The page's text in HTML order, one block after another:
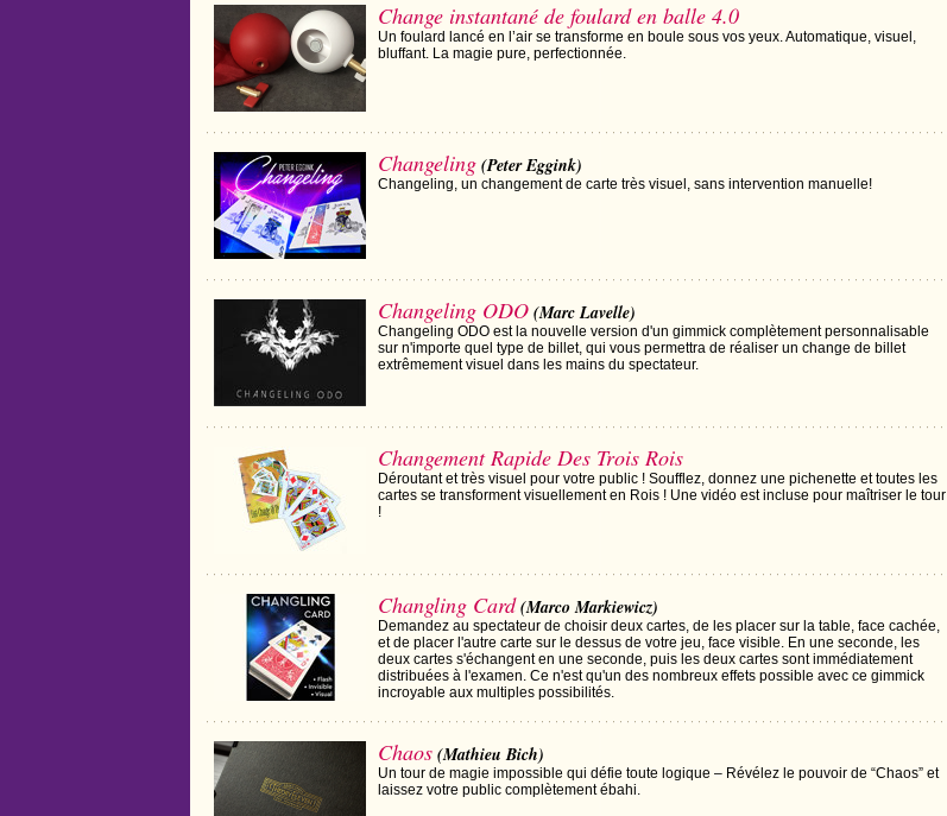
Change instantané de foulard en balle 4.0
Un foulard lancé en l’air se transforme en boule sous vos yeux. Automatique, visuel,
bluffant. La magie pure, perfectionnée.
Changeling (Peter Eggink)
Changeling, un changement de carte très visuel, sans intervention manuelle!
Changeling ODO (Marc Lavelle)
Changeling ODO est la nouvelle version d'un gimmick complètement personnalisable
sur n'importe quel type de billet, qui vous permettra de réaliser un change de billet
extrêmement visuel dans les mains du spectateur.
Changement Rapide Des Trois Rois
Déroutant et très visuel pour votre public ! Soufflez, donnez une pichenette et toutes les
cartes se transforment visuellement en Rois ! Une vidéo est incluse pour maîtriser le tour
!
Changling Card (Marco Markiewicz)
Demandez au spectateur de choisir deux cartes, de les placer sur la table, face cachée,
et de placer l'autre carte sur le dessus de votre jeu, face visible. En une seconde, les
deux cartes s'échangent en une seconde, puis les deux cartes sont immédiatement
distribuées à l'examen. Ce n'est qu'un des nombreux effets possible avec ce gimmick
incroyable aux multiples possibilités.
Chaos (Mathieu Bich)
Un tour de magie impossible qui défie toute logique – Révélez le pouvoir de “Chaos” et
laissez votre public complètement ébahi.